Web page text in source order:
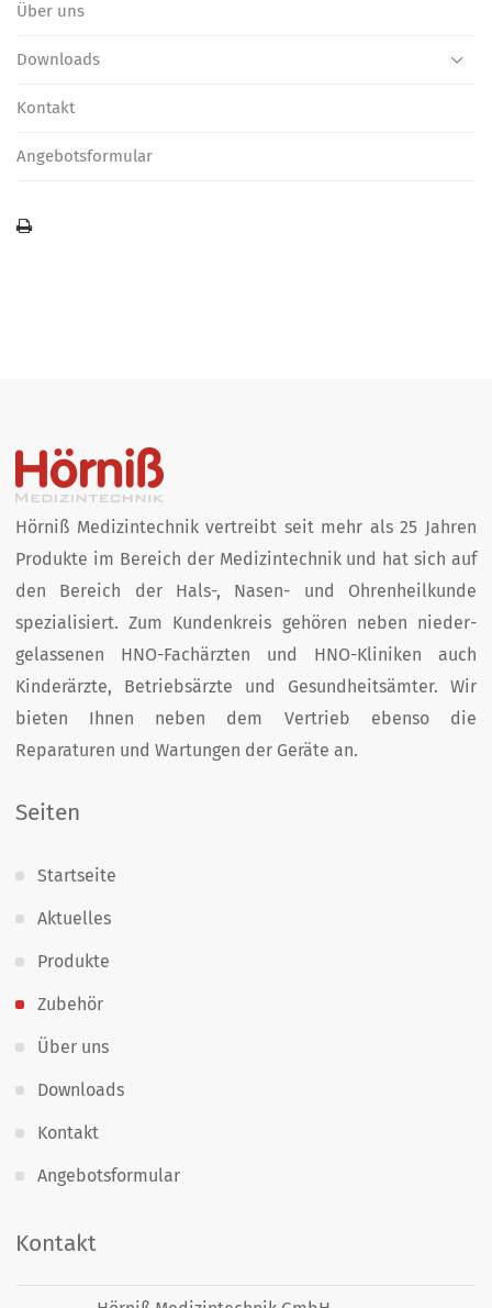
Über uns
Downloads
Kontakt
Angebotsformular
Hörniß Medizintechnik vertreibt seit mehr als 25 Jahren
Produkte im Bereich der Medizin­technik und hat sich auf
den Bereich der Hals-, Nasen- und Ohren­heil­kunde
spezialisiert. Zum Kunden­kreis­ gehören neben nieder­
gelassenen HNO-Fachärzten und HNO-Kliniken auch
Kinder­ärzte, Betriebs­ärzte und Gesund­heits­ämter. Wir
bieten Ihnen neben dem Vertrieb ebenso die
Reparaturen und Wartungen der Geräte an.
Seiten
Startseite
Aktuelles
Produkte
Zubehör
Über uns
Downloads
Kontakt
Angebotsformular
Kontakt